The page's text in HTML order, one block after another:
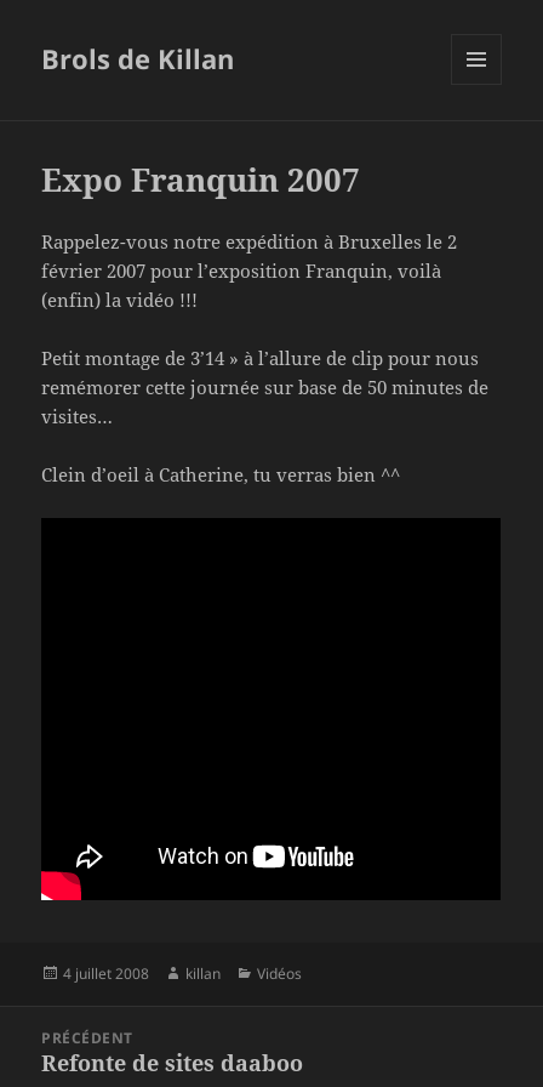
Brols de Killan
Expo Franquin 2007
Rappelez-vous notre expédition à Bruxelles le 2
février 2007 pour l’exposition Franquin, voilà
(enfin) la vidéo !!!
Petit montage de 3’14 » à l’allure de clip pour nous
remémorer cette journée sur base de 50 minutes de
visites…
Clein d’oeil à Catherine, tu verras bien ^^
Publié
4 juillet 2008 Auteur
killan Catégories
Vidéos
l’article
PRÉCÉDENT
Article
Refonte de sites daaboo